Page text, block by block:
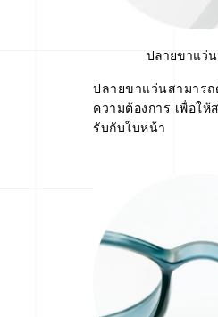
ปลายขาแว่
ปลายขาแว่นสามารถ
ความต้องการ เพื่อให้
รับกับใบหน้า